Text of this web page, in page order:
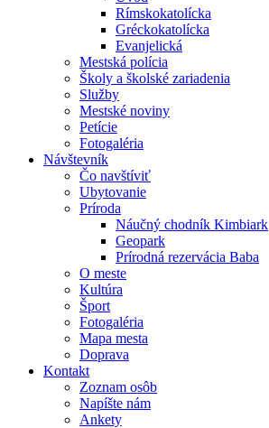
Rímskokatolícka
Gréckokatolícka
Evanjelická
Mestská polícia
Školy a školské zariadenia
Služby
Mestské noviny
Petície
Fotogaléria
Návštevník
Čo navštíviť
Ubytovanie
Príroda
Náučný chodník Kimbiark
Geopark
Prírodná rezervácia Baba
O meste
Kultúra
Šport
Fotogaléria
Mapa mesta
Doprava
Kontakt
Zoznam osôb
Napíšte nám
Ankety